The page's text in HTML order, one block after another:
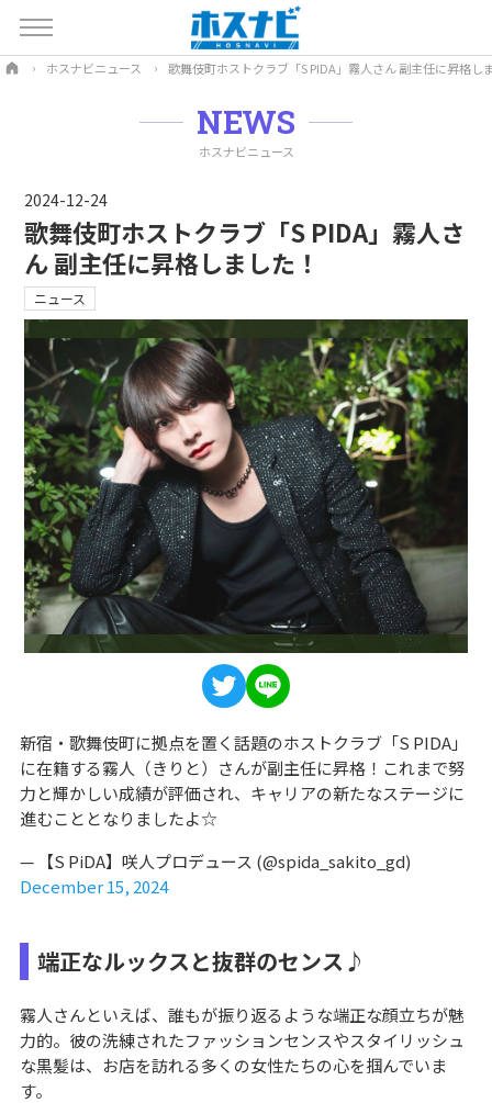
ホスナビニュース 歌舞伎町ホストクラブ「S PIDA」霧人さん 副主任に昇格し
NEWS
ホスナビニュース
2024-12-24
歌舞伎町ホストクラブ「S PIDA」霧人さ
ん 副主任に昇格しました！
ニュース
新宿・歌舞伎町に拠点を置く話題のホストクラブ「S PIDA」
に在籍する霧人（きりと）さんが副主任に昇格！これまで努
力と輝かしい成績が評価され、キャリアの新たなステージに
進むこととなりましたよ☆
— 【S PiDA】咲人プロデュース (@spida_sakito_gd)
December 15, 2024
端正なルックスと抜群のセンス♪
霧人さんといえば、誰もが振り返るような端正な顔立ちが魅
力的。彼の洗練されたファッションセンスやスタイリッシュ
な黒髪は、お店を訪れる多くの女性たちの心を掴んでいま
す。